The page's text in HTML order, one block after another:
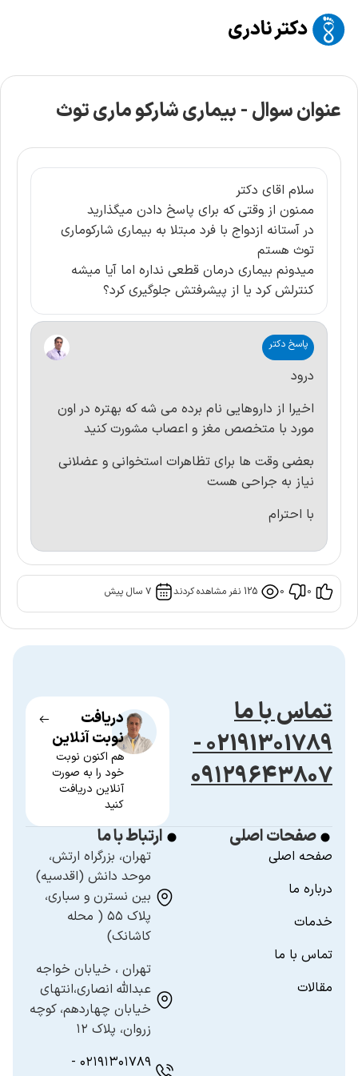
عنوان سوال -بیماری شارکو ماری توث
سلام اقای دکتر
ممنون از وقتی که برای پاسخ دادن میگذارید
در آستانه ازدواج با فرد مبتلا به بیماری شارکوماری
توث هستم
میدونم بیماری درمان قطعی نداره اما آیا میشه
کنترلش کرد یا از پیشرفتش جلوگیری کرد؟
پاسخ دکتر
درود
اخيرا از داروهايى نام برده مى شه كه بهتره در اون
مورد با متخصص مغز و اعصاب مشورت كنيد
بعضى وقت ها براى تظاهرات استخوانى و عضلانى
نياز به جراحى هست
با احترام
0
0
125 نفر مشاهده کردند ۷ سال پیش
تماس با ما
02191301789 -
۰۹۱۲۹۶۴۳۸۰۷
دریافت
نوبت آنلاین
هم اکنون نوبت
خود را به صورت
آنلاین دریافت
کنید
صفحات اصلی
صفحه اصلی
درباره ما
خدمات
تماس با ما
مقالات
ارتباط با ما
تهران، بزرگراه ارتش،
موحد دانش (اقدسیه)
بین نسترن و سباری،
پلاک ۵۵ ( محله
کاشانک)
تهران ، خیابان خواجه
عبدالله انصاری،انتهای
خیابان چهاردهم، کوچه
زروان، پلاک ۱۲
۰۲۱۹۱۳۰۱۷۸۹ -